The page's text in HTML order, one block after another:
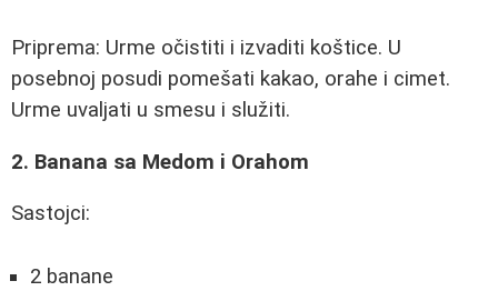
Priprema: Urme očistiti i izvaditi koštice. U
posebnoj posudi pomešati kakao, orahe i cimet.
Urme uvaljati u smesu i služiti.
2. Banana sa Medom i Orahom
Sastojci:
2 banane